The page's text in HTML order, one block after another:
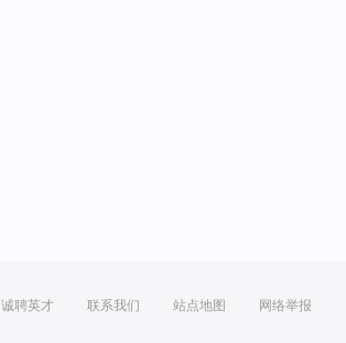
诚聘英才 联系我们 站点地图 网络举报